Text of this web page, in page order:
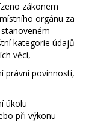
zákonem
orgánu za
kategorie údajů
věcí,
právní povinnosti,
úkolu
při výkonu